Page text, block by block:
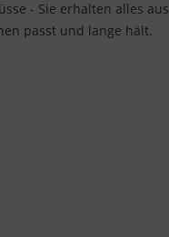
- Sie erhalten alles aus
passt und lange hält.